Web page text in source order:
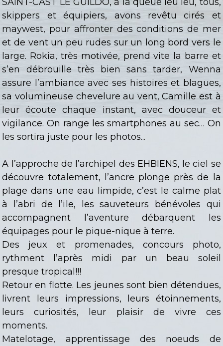
SAINT-CAST LE GUILDO, à la queue leu leu, tous,
skippers et équipiers, avons revêtu cirés et
maywest, pour affronter des conditions de mer
et de vent un peu rudes sur un long bord vers le
large. Rokia, très motivée, prend vite la barre et
s’en débrouille très bien sans tarder, Wenna
assure l’ambiance avec ses histoires et blagues,
sa volumineuse chevelure au vent, Camille est à
leur écoute chaque instant, avec douceur et
vigilance. On range les smartphones au sec… On
les sortira juste pour les photos...
A l’approche de l’archipel des EHBIENS, le ciel se
découvre totalement, l’ancre plonge près de la
plage dans une eau limpide, c’est le calme plat
à l’abri de l’ïle, les sauveteurs bénévoles qui
accompagnent l’aventure débarquent les
équipages pour le pique-nique à terre.
Des jeux et promenades, concours photo,
rythment l’après midi par un beau soleil
presque tropical!!!
Retour en flotte. Les jeunes sont bien détendues,
livrent leurs impressions, leurs étoinnements,
leurs curiosités, leur plaisir de vivre ces
moments.
Matelotage, apprentissage des noeuds de